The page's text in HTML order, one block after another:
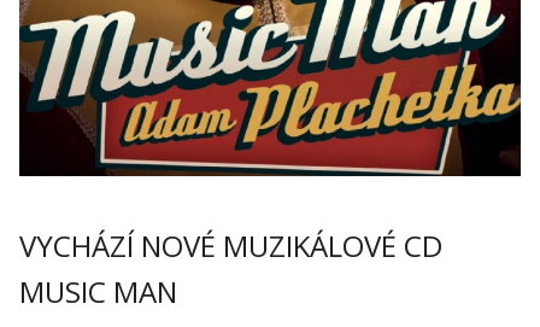
VYCHÁZÍ NOVÉ MUZIKÁLOVÉ CD
MUSIC MAN